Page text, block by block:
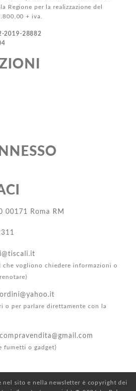
Regione per la realizzazione del
+ iva.
2019-28882
00171 Roma RM
che vogliono chiedere informazioni o
o per parlare direttamente con la
fumetti o gadget)
nel sito e nella newsletter è copyright dei